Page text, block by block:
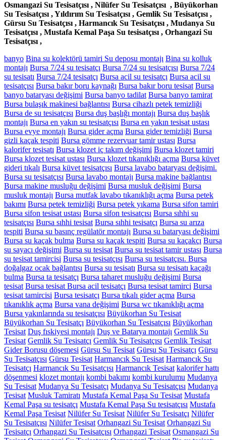
Osmangazi Su Tesisatçısı , Nilüfer Su Tesisatçısı , Büyükorhan
Su Tesisatçısı ,Yıldırım Su Tesisatçısı , Gemlik Su Tesisatçısı ,
Gürsu Su Tesisatçısı , Harmancık Su Tesisatçısı , Mudanya Su
Tesisatçısı , Mustafa Kemal Paşa Su tesisatçısı , Orhangazi Su
Tesisatçısı ,
banyo Bina su kolektörü tamiri Su deposu montajı Bina su kolluk
montajı Bursa 7/24 su tesisatçı Bursa 7/24 su tesisatçısı Bursa 7/24
su tesisatı Bursa 7/24 tesisatçı Bursa acil su tesisatçı Bursa acil su
tesisatçısı Bursa bakır boru kaynağı Bursa bakır boru tesisat Bursa
banyo bataryası değişimi Bursa banyo tadilat Bursa banyo tamirat
Bursa bulaşık makinesi bağlantısı Bursa cihazlı petek temizliği
Bursa de su tesisatçısı Bursa duş başlığı montajı Bursa duş başlık
montajı Bursa en yakın su tesisatçısı Bursa en yakın tesisat ustası
Bursa evye montajı Bursa gider açma Bursa gider temizliği Bursa
gizli kaçak tespiti Bursa gömme rezervuar tamir ustası Bursa
kalorifer tesisatı Bursa klozet iç takım değişimi Bursa klozet tamiri
Bursa klozet tesisat ustası Bursa klozet tıkanıklığı açma Bursa küvet
gideri tıkalı Bursa küvet tesisatçısı Bursa lavabo bataryası değişimi.
Bursa su tesisatçısı Bursa lavabo montajı Bursa makine bağlantısı
Bursa makine musluğu değişimi Bursa musluk değişimi Bursa
musluk montajı Bursa mutfak lavabo tıkanıklığı açma Bursa petek
bakımı Bursa petek temizliği Bursa petek yıkama Bursa sifon tamiri
Bursa sifon tesisat ustası Bursa sifon tesisatçısı Bursa sıhhi su
tesisatçısı Bursa sıhhi tesisat Bursa sıhhi tesisatçı Bursa su arıza
tespiti Bursa su basınç regülatör montajı Bursa su bataryası değişimi
Bursa su kaçak bulma Bursa su kaçak tespiti Bursa su kaçakçı Bursa
su sayacı değişimi Bursa su tesisat Bursa su tesisat tamir ustası Bursa
su tesisat tamircisi Bursa su tesisatçısı Bursa su tesisatçısı. Bursa
doğalgaz ocak bağlantısı Bursa su tesisatı Bursa su tesisatı kaçağı
bulma Bursa ta tesisatçı Bursa taharet musluğu değişimi Bursa
tesisat Bursa tesisat Bursa acil tesisatçı Bursa tesisat tamirci Bursa
tesisat tamircisi Bursa tesisatçı Bursa tıkalı gider açma Bursa
tıkanıklık açma Bursa vana değişimi Bursa wc tıkanıklığı açma
Bursa yakınlarında su tesisatçısı Büyükorhan Su Tesisat
Büyükorhan Su Tesisatçı Büyükorhan Su Tesisatçısı Büyükorhan
Tesisat Duş fıskiyesi montajı Duş ve Batarya montajı Gemlik Su
Tesisat Gemlik Su Tesisatçı Gemlik Su Tesisatçısı Gemlik Tesisat
Gider Borusu döşemesi Gürsu Su Tesisat Gürsu Su Tesisatçı Gürsu
Su Tesisatçısı Gürsu Tesisat Harmancık Su Tesisat Harmancık Su
Tesisatçı Harmancık Su Tesisatçısı Harmancık Tesisat kalorifer hattı
döşenmesi klozet montajı kombi bakımı kombi kurulumu Mudanya
Su Tesisat Mudanya Su Tesisatçı Mudanya Su Tesisatçısı Mudanya
Tesisat Musluk Tamiratı Mustafa Kemal Paşa Su Tesisat Mustafa
Kemal Paşa su tesisatçı Mustafa Kemal Paşa Su tesisatçısı Mustafa
Kemal Paşa Tesisat Nilüfer Su Tesisat Nilüfer Su Tesisatçı Nilüfer
Su Tesisatçısı Nilüfer Tesisat Orhangazi Su Tesisat Orhangazi Su
Tesisatçı Orhangazi Su Tesisatçısı Orhangazi Tesisat Osmangazi Su